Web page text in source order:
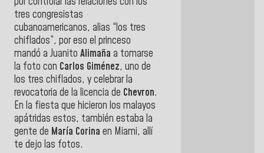
tres congresistas
cubanoamericanos, alias “los tres
chiflados”, por eso el princeso
mandó a Juanito Alimaña a tomarse
la foto con Carlos Giménez, uno de
los tres chiflados, y celebrar la
revocatoria de la licencia de Chevron.
En la fiesta que hicieron los malayos
apátridas estos, también estaba la
gente de María Corina en Miami, allí
te dejo las fotos.
el impacto